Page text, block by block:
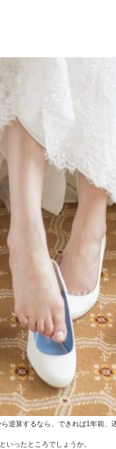
逆算するなら、できれば1年前、
いったところでしょうか。